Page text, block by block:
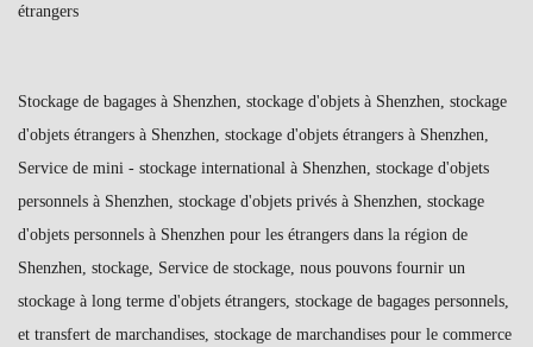
étrangers
Stockage de bagages à Shenzhen, stockage d'objets à Shenzhen, stockage
d'objets étrangers à Shenzhen, stockage d'objets étrangers à Shenzhen,
Service de mini - stockage international à Shenzhen, stockage d'objets
personnels à Shenzhen, stockage d'objets privés à Shenzhen, stockage
d'objets personnels à Shenzhen pour les étrangers dans la région de
Shenzhen, stockage, Service de stockage, nous pouvons fournir un
stockage à long terme d'objets étrangers, stockage de bagages personnels,
et transfert de marchandises, stockage de marchandises pour le commerce